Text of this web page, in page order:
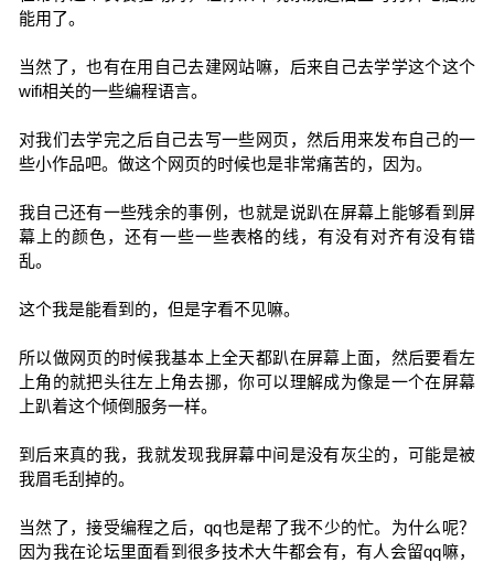
能用了。
当然了，也有在用自己去建网站嘛，后来自己去学学这个这个
wifi相关的一些编程语言。
对我们去学完之后自己去写一些网页，然后用来发布自己的一
些小作品吧。做这个网页的时候也是非常痛苦的，因为。
我自己还有一些残余的事例，也就是说趴在屏幕上能够看到屏
幕上的颜色，还有一些一些表格的线，有没有对齐有没有错
乱。
这个我是能看到的，但是字看不见嘛。
所以做网页的时候我基本上全天都趴在屏幕上面，然后要看左
上角的就把头往左上角去挪，你可以理解成为像是一个在屏幕
上趴着这个倾倒服务一样。
到后来真的我，我就发现我屏幕中间是没有灰尘的，可能是被
我眉毛刮掉的。
当然了，接受编程之后，qq也是帮了我不少的忙。为什么呢？
因为我在论坛里面看到很多技术大牛都会有，有人会留qq嘛，